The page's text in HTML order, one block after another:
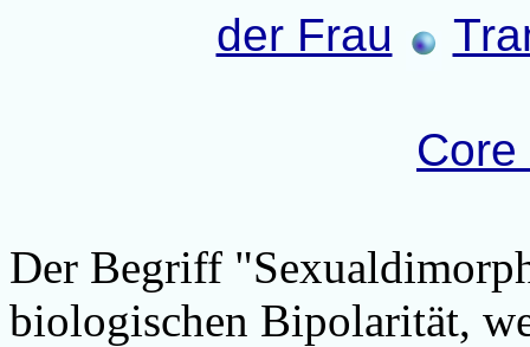
der Frau
Der Begriff
biologischen Bipolarität,